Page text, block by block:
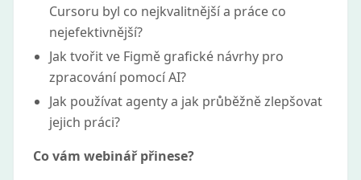
Cursoru byl co nejkvalitnější a práce co
nejefektivnější?
Jak tvořit ve Figmě grafické návrhy pro
zpracování pomocí AI?
Jak používat agenty a jak průběžně zlepšovat
jejich práci?
Co vám webinář přinese?